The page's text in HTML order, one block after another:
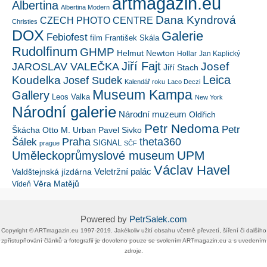
Albertina Albertina Modern
Christies CZECH PHOTO CENTRE Dana Kyndrová
DOX Febiofest film František Skála Galerie
Rudolfinum GHMP Helmut Newton Hollar Jan Kaplický
JAROSLAV VALEČKA Jiří Fajt Jiří Stach Josef
Koudelka Josef Sudek Kalendář roku Laco Deczi Leica
Gallery Leos Valka Museum Kampa New York
Národní galerie Národní muzeum Oldřich
Škácha Otto M. Urban Pavel Sivko Petr Nedoma Petr
Šálek prague Praha SIGNAL SČF theta360
Uměleckoprůmyslové museum UPM
Valdštejnská jízdárna Veletržní palác Václav Havel
Vídeň Věra Matějů
Powered by PetrSalek.com
Copyright ©​ ​​ARTmagazin.eu ​1997-2019​.​ Jakékoliv užití obsahu včetně převzetí, šíření či dalšího
zpřístupňování článků a fotografií je dovoleno pouze se svolením ​ARTmagazin.eu​ ​a s uvedením
zdroje.